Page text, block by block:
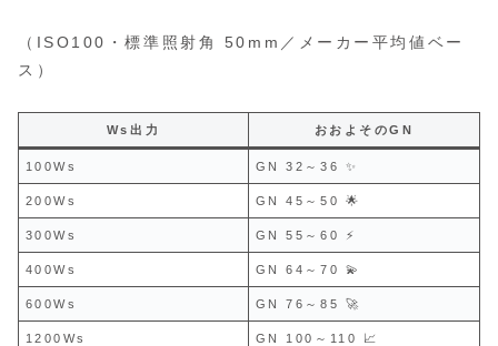
（ISO100・標準照射角 50mm／メーカー平均値ベー
ス）
Ws出力 おおよそのGN
100Ws GN 32～36 ✨
200Ws GN 45～50 🌟
300Ws GN 55～60 ⚡
400Ws GN 64～70 💫
600Ws GN 76～85 🚀
1200Ws GN 100～110 📈